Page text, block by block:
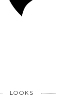
LOOKS